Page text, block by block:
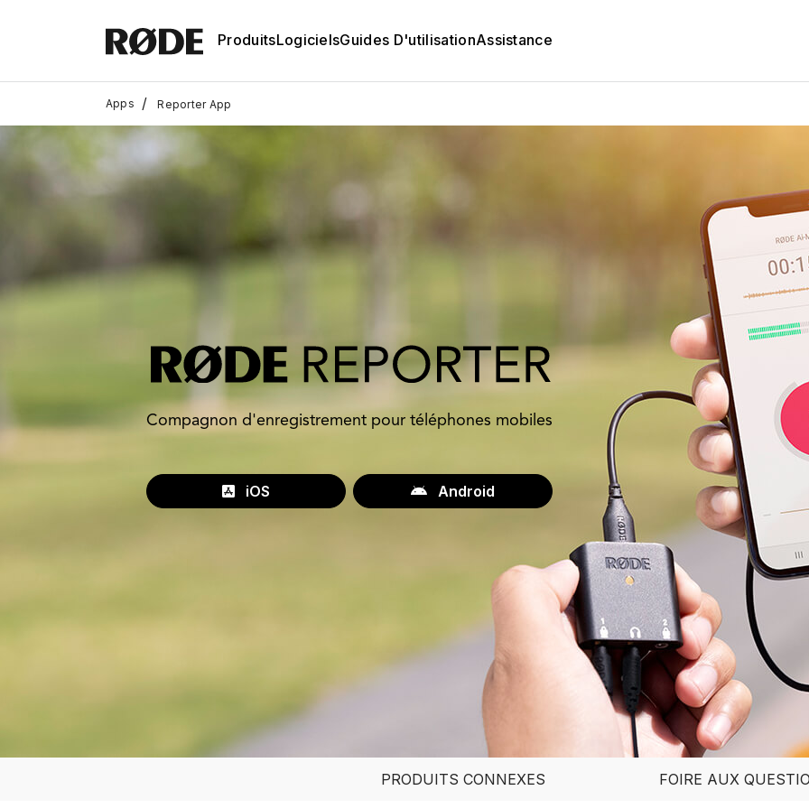
ProduitsLogicielsGuides D'utilisationAssistance
Apps / Reporter App
Compagnon d'enregistrement pour téléphones mobiles
iOS Android
PRODUITS CONNEXES FOIRE AUX